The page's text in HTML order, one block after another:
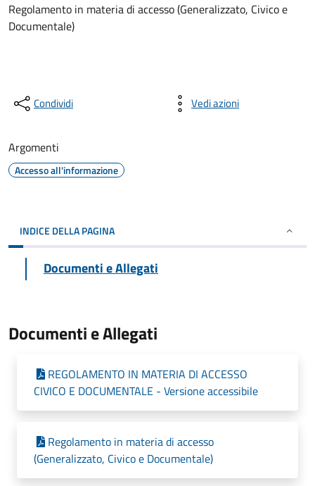
Regolamento in materia di accesso (Generalizzato, Civico e
Documentale)
Condividi Vedi azioni
Argomenti
Accesso all'informazione
INDICE DELLA PAGINA
Documenti e Allegati
Documenti e Allegati
REGOLAMENTO IN MATERIA DI ACCESSO
CIVICO E DOCUMENTALE - Versione accessibile
Regolamento in materia di accesso
(Generalizzato, Civico e Documentale)